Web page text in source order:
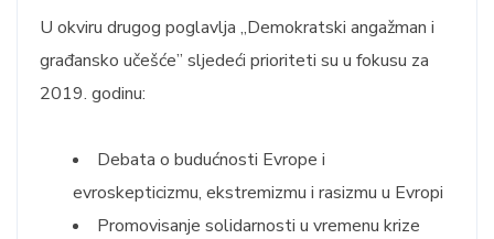
U okviru drugog poglavlja „Demokratski angažman i
građansko učešće” sljedeći prioriteti su u fokusu za
2019. godinu:
Debata o budućnosti Evrope i
evroskepticizmu, ekstremizmu i rasizmu u Evropi
Promovisanje solidarnosti u vremenu krize